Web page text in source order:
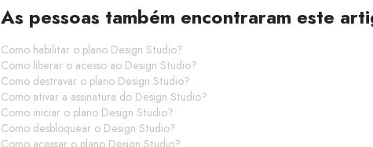
As pessoas também encontraram este
Como habilitar o plano Design Studio?
Como liberar o acesso ao Design Studio?
Como destravar o plano Design Studio?
Como ativar a assinatura do Design Studio?
Como iniciar o plano Design Studio?
Como desbloquear o Design Studio?
Como acessar o plano Design Studio?